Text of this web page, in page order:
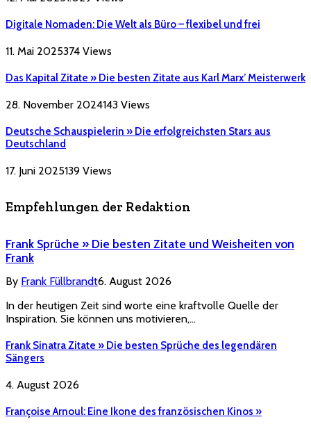
Digitale Nomaden: Die Welt als Büro – flexibel und frei
11. Mai 2025374 Views
Das Kapital Zitate » Die besten Zitate aus Karl Marx’ Meisterwerk
28. November 2024143 Views
Deutsche Schauspielerin » Die erfolgreichsten Stars aus
Deutschland
17. Juni 2025139 Views
Empfehlungen der Redaktion
Frank Sprüche » Die besten Zitate und Weisheiten von
Frank
By Frank Füllbrandt6. August 2026
In der heutigen Zeit sind worte eine kraftvolle Quelle der
Inspiration. Sie können uns motivieren,…
Frank Sinatra Zitate » Die besten Sprüche des legendären
Sängers
4. August 2026
Françoise Arnoul: Eine Ikone des französischen Kinos »